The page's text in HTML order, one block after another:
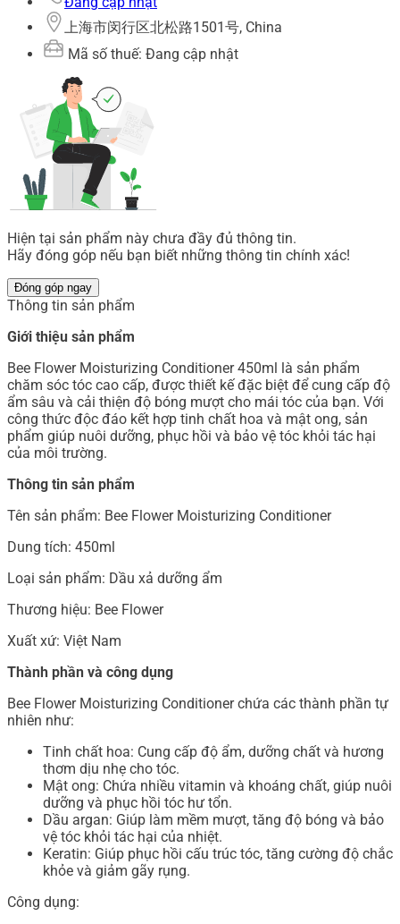
上海市闵行区北松路1501号, China
Mã số thuế: Đang cập nhật
Hiện tại sản phẩm này chưa đầy đủ thông tin.
Hãy đóng góp nếu bạn biết những thông tin chính xác!
Đóng góp ngay
Thông tin sản phẩm
Giới thiệu sản phẩm
Bee Flower Moisturizing Conditioner 450ml là sản phẩm
chăm sóc tóc cao cấp, được thiết kế đặc biệt để cung cấp độ
ẩm sâu và cải thiện độ bóng mượt cho mái tóc của bạn. Với
công thức độc đáo kết hợp tinh chất hoa và mật ong, sản
phẩm giúp nuôi dưỡng, phục hồi và bảo vệ tóc khỏi tác hại
của môi trường.
Thông tin sản phẩm
Tên sản phẩm: Bee Flower Moisturizing Conditioner
Dung tích: 450ml
Loại sản phẩm: Dầu xả dưỡng ẩm
Thương hiệu: Bee Flower
Xuất xứ: Việt Nam
Thành phần và công dụng
Bee Flower Moisturizing Conditioner chứa các thành phần tự
nhiên như:
Tinh chất hoa: Cung cấp độ ẩm, dưỡng chất và hương
thơm dịu nhẹ cho tóc.
Mật ong: Chứa nhiều vitamin và khoáng chất, giúp nuôi
dưỡng và phục hồi tóc hư tổn.
Dầu argan: Giúp làm mềm mượt, tăng độ bóng và bảo
vệ tóc khỏi tác hại của nhiệt.
Keratin: Giúp phục hồi cấu trúc tóc, tăng cường độ chắc
khỏe và giảm gãy rụng.
Công dụng: